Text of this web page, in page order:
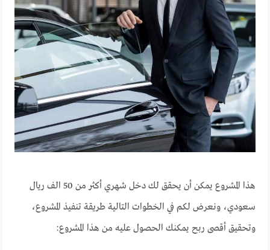
هذا المشروع يمكن أن يحقق لك دخل شهري أكثر من 50 الف ريال
سعودي، ونعرض لكم في الخطوات التالية طريقة تنفيذ المشروع،
وتحقيق أقصى ربح يمكنك الحصول عليه من هذا المشروع: